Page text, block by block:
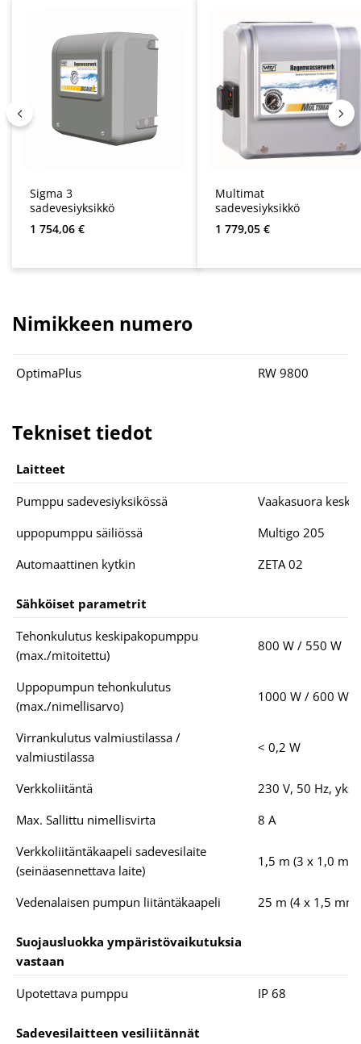
Sigma 3
sadevesiyksikkö
Normaali hinta:
1 754,06 €
Multimat
sadevesiyksikkö
Normaali hinta:
1 779,05 €
Nimikkeen numero
OptimaPlus RW 9800
Tekniset tiedot
Laitteet
Pumppu sadevesiyksikössä
Vaakasuora
uppopumppu säiliössä
Multigo 205
Automaattinen kytkin
ZETA 02
Sähköiset parametrit
Tehonkulutus keskipakopumppu
(max./mitoitettu)
800 W / 550 W
Uppopumpun tehonkulutus
(max./nimellisarvo)
1000 W / 600 W
Virrankulutus valmiustilassa /
valmiustilassa
< 0,2 W
Verkkoliitäntä
230 V, 50 Hz,
Max. Sallittu nimellisvirta
8 A
Verkkoliitäntäkaapeli sadevesilaite
(seinäasennettava laite)
1,5 m (3 x 1,0
Vedenalaisen pumpun liitäntäkaapeli 25 m (4 x 1,5
Suojausluokka ympäristövaikutuksia
vastaan
Upotettava pumppu
IP 68
Sadevesilaitteen vesiliitännät